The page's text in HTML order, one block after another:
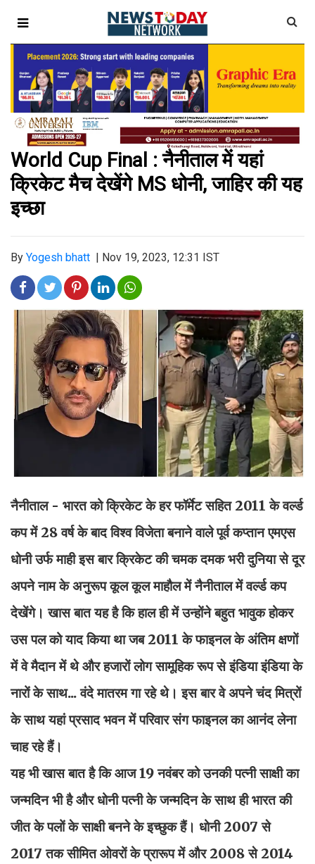
World Cup Final : नैनीताल में यहां
क्रिकेट मैच देखेंगे MS धोनी, जाहिर की यह
इच्छा
By Yogesh bhatt Nov 19, 2023, 12:31 IST
नैनीताल - भारत को क्रिकेट के हर फॉर्मेट सहित 2011 के वर्ल्ड
कप में 28 वर्ष के बाद विश्व विजेता बनाने वाले पूर्व कप्तान एमएस
धोनी उर्फ माही इस बार क्रिकेट की चमक दमक भरी दुनिया से दूर
अपने नाम के अनुरूप कूल कूल माहौल में नैनीताल में वर्ल्ड कप
देखेंगे। खास बात यह है कि हाल ही में उन्होंने बहुत भावुक होकर
उस पल को याद किया था जब 2011 के फाइनल के अंतिम क्षणों
में वे मैदान में थे और हजारों लोग सामूहिक रूप से इंडिया इंडिया के
नारों के साथ... वंदे मातरम गा रहे थे। इस बार वे अपने चंद मित्रों
के साथ यहां प्रसाद भवन में परिवार संग फाइनल का आनंद लेना
चाह रहे हैं।
यह भी खास बात है कि आज 19 नवंबर को उनकी पत्नी साक्षी का
जन्मदिन भी है और धोनी पत्नी के जन्मदिन के साथ ही भारत की
जीत के पलों के साक्षी बनने के इच्छुक हैं। धोनी 2007 से
2017 तक सीमित ओवरों के प्रारूप में और 2008 से 2014